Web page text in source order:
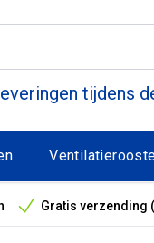
tijdens
Gratis verzending